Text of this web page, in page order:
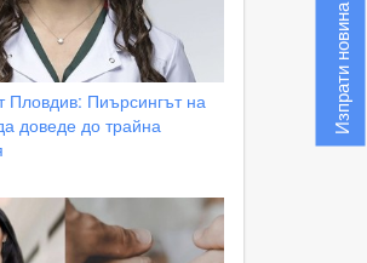
Пловдив: Пиърсингът на
доведе до трайна
Изпрати новина